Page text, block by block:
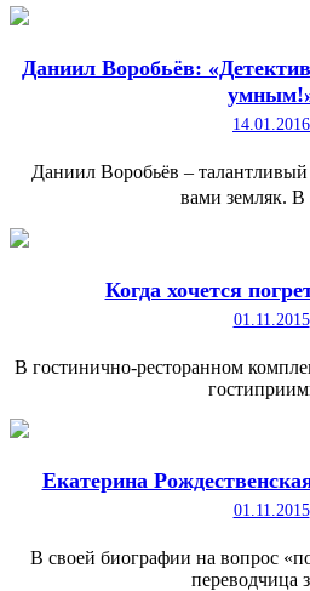
Даниил Воробьёв:
14.01.2016
Даниил Воробьёв –
вами земляк.
Когда хочется
01.11.2015
В гостинично-ресторанном
Екатерина
01.11.2015
В своей биографии на вопрос
переводчица